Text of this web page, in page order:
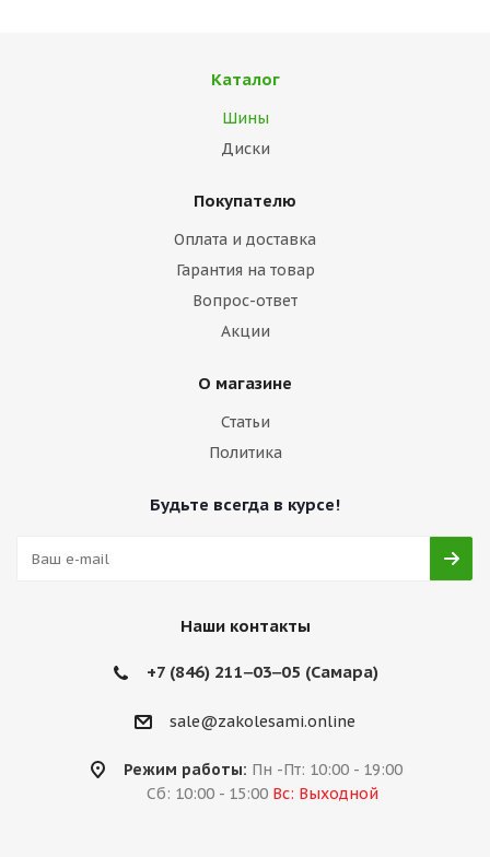
Каталог
Шины
Диски
Покупателю
Оплата и доставка
Гарантия на товар
Вопрос-ответ
Акции
О магазине
Статьи
Политика
Будьте всегда в курсе!
Наши контакты
+7 (846) 211‒03‒05 (Самара)
sale@zakolesami.online
Режим работы: Пн -Пт: 10:00 - 19:00
Сб: 10:00 - 15:00 Вс: Выходной